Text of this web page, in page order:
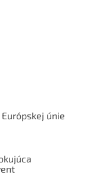
únie